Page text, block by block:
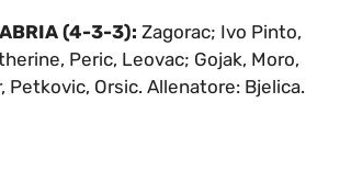
(4-3-3): Zagorac; Ivo Pinto,
Peric, Leovac; Gojak, Moro,
Petkovic, Orsic. Allenatore: Bjelica.